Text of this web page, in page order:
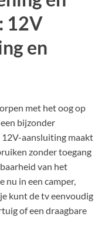
12V
en
met het oog op
bijzonder
aansluiting maakt
zonder toegang
van het
nu in een camper,
kunt de tv eenvoudig
of een draagbare